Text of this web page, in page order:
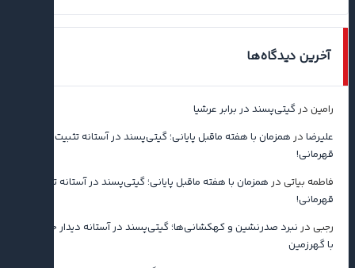
آخرین دیدگاه‌ها
رامین درگیتی‌پسند در برابر عرشیا
علیرضا در همزمان با هفته ماقبل پایانی؛ گیتی‌پسند در آستانه تثبیت
قهرمانی!
فاطمه بیاتی در همزمان با هفته ماقبل پایانی؛ گیتی‌پسند در آستانه تثبیت
قهرمانی!
رجبی در نبرد صدرنشین و کهکشانی‌ها؛ گیتی‌پسند در آستانه دیدار حساس
با گهرزمین